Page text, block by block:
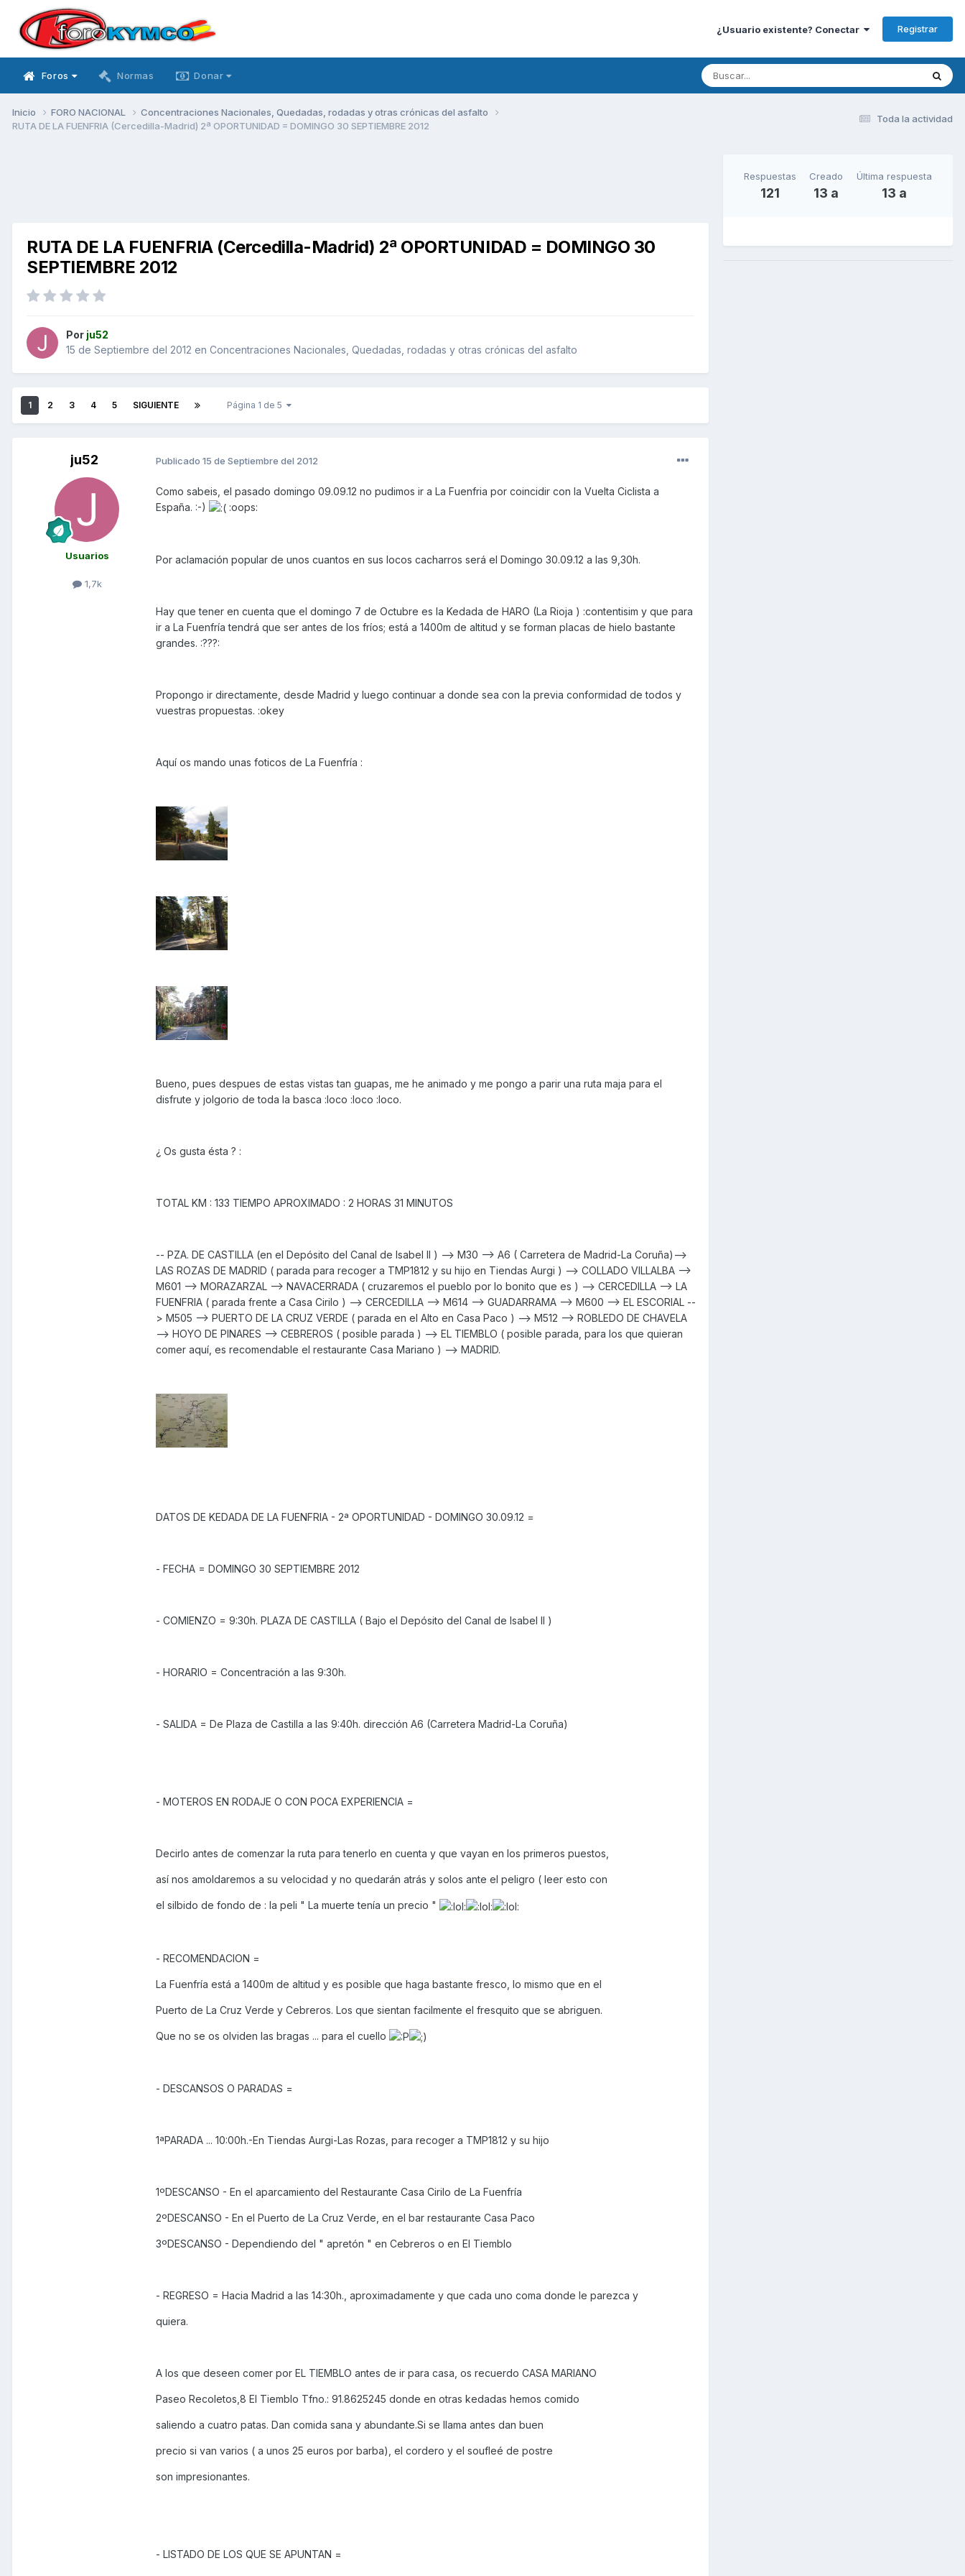
¿Usuario existente? Conectar Registrar
Foros Normas Donar
Toda la actividad
Inicio FORO NACIONAL
Concentraciones Nacionales, Quedadas, rodadas y otras crónicas del asfalto
RUTA DE LA FUENFRIA (Cercedilla-Madrid) 2ª OPORTUNIDAD = DOMINGO 30 SEPTIEMBRE 2012
RUTA DE LA FUENFRIA (Cercedilla-Madrid) 2ª OPORTUNIDAD = DOMINGO 30
SEPTIEMBRE 2012
Por ju52
15 de Septiembre del 2012 en Concentraciones Nacionales, Quedadas, rodadas y otras crónicas del asfalto
1 2 3 4 5 SIGUIENTE Página 1 de 5
ju52
Usuarios
1,7k
Publicado 15 de Septiembre del 2012
Como sabeis, el pasado domingo 09.09.12 no pudimos ir a La Fuenfria por coincidir con la Vuelta Ciclista a
España. :-)
:oops:
Por aclamación popular de unos cuantos en sus locos cacharros será el Domingo 30.09.12 a las 9,30h.
Hay que tener en cuenta que el domingo 7 de Octubre es la Kedada de HARO (La Rioja ) :contentisim y que para
ir a La Fuenfría tendrá que ser antes de los fríos; está a 1400m de altitud y se forman placas de hielo bastante
grandes. :???:
Propongo ir directamente, desde Madrid y luego continuar a donde sea con la previa conformidad de todos y
vuestras propuestas. :okey
Aquí os mando unas foticos de La Fuenfría :
Bueno, pues despues de estas vistas tan guapas, me he animado y me pongo a parir una ruta maja para el
disfrute y jolgorio de toda la basca :loco :loco :loco.
¿ Os gusta ésta ? :
TOTAL KM : 133 TIEMPO APROXIMADO : 2 HORAS 31 MINUTOS
-- PZA. DE CASTILLA (en el Depósito del Canal de Isabel II ) --> M30 --> A6 ( Carretera de Madrid-La Coruña)-->
LAS ROZAS DE MADRID ( parada para recoger a TMP1812 y su hijo en Tiendas Aurgi ) --> COLLADO VILLALBA -->
M601 --> MORAZARZAL --> NAVACERRADA ( cruzaremos el pueblo por lo bonito que es ) --> CERCEDILLA --> LA
FUENFRIA ( parada frente a Casa Cirilo ) --> CERCEDILLA --> M614 --> GUADARRAMA --> M600 --> EL ESCORIAL --
> M505 --> PUERTO DE LA CRUZ VERDE ( parada en el Alto en Casa Paco ) --> M512 --> ROBLEDO DE CHAVELA
--> HOYO DE PINARES --> CEBREROS ( posible parada ) --> EL TIEMBLO ( posible parada, para los que quieran
comer aquí, es recomendable el restaurante Casa Mariano ) --> MADRID.
DATOS DE KEDADA DE LA FUENFRIA - 2ª OPORTUNIDAD - DOMINGO 30.09.12 =
- FECHA = DOMINGO 30 SEPTIEMBRE 2012
- COMIENZO = 9:30h. PLAZA DE CASTILLA ( Bajo el Depósito del Canal de Isabel II )
- HORARIO = Concentración a las 9:30h.
- SALIDA = De Plaza de Castilla a las 9:40h. dirección A6 (Carretera Madrid-La Coruña)
- MOTEROS EN RODAJE O CON POCA EXPERIENCIA =
Decirlo antes de comenzar la ruta para tenerlo en cuenta y que vayan en los primeros puestos,
así nos amoldaremos a su velocidad y no quedarán atrás y solos ante el peligro ( leer esto con
el silbido de fondo de : la peli " La muerte tenía un precio "
- RECOMENDACION =
La Fuenfría está a 1400m de altitud y es posible que haga bastante fresco, lo mismo que en el
Puerto de La Cruz Verde y Cebreros. Los que sientan facilmente el fresquito que se abriguen.
Que no se os olviden las bragas ... para el cuello
- DESCANSOS O PARADAS =
1ªPARADA ... 10:00h.-En Tiendas Aurgi-Las Rozas, para recoger a TMP1812 y su hijo
1ºDESCANSO - En el aparcamiento del Restaurante Casa Cirilo de La Fuenfría
2ºDESCANSO - En el Puerto de La Cruz Verde, en el bar restaurante Casa Paco
3ºDESCANSO - Dependiendo del " apretón " en Cebreros o en El Tiemblo
- REGRESO = Hacia Madrid a las 14:30h., aproximadamente y que cada uno coma donde le parezca y
quiera.
A los que deseen comer por EL TIEMBLO antes de ir para casa, os recuerdo CASA MARIANO
Paseo Recoletos,8 El Tiemblo Tfno.: 91.8625245 donde en otras kedadas hemos comido
saliendo a cuatro patas. Dan comida sana y abundante.Si se llama antes dan buen
precio si van varios ( a unos 25 euros por barba), el cordero y el soufleé de postre
son impresionantes.
- LISTADO DE LOS QUE SE APUNTAN =
Respuestas
121
Creado
13 a
Última respuesta
13 a